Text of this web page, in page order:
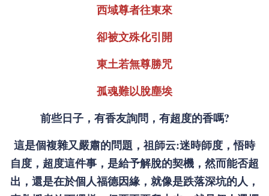
西域尊者往東來
卻被文殊化引開
東土若無尊勝咒
孤魂難以脫塵埃
前些日子，有香友詢問，有超度的香嗎?
這是個複雜又嚴肅的問題，祖師云:迷時師度，悟時
自度，超度這件事，是給予解脫的契機，然而能否超
出，還是在於個人福德因緣，就像是跌落深坑的人，